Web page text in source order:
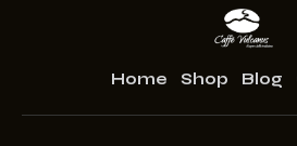
Home Shop Blog